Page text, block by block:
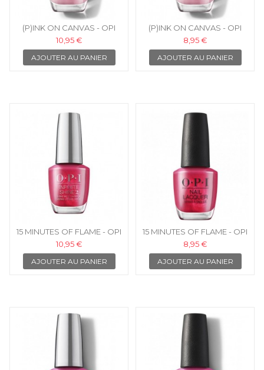
(P)INK ON CANVAS - OPI
ISLLA03
10,95 €
AJOUTER AU PANIER
(P)INK ON CANVAS - OPI
NLLA03
8,95 €
AJOUTER AU PANIER
15 MINUTES OF FLAME - OPI
VERNIS INFINITE SHINE
10,95 €
AJOUTER AU PANIER
15 MINUTES OF FLAME - OPI
VERNIS À ONGLES
8,95 €
AJOUTER AU PANIER